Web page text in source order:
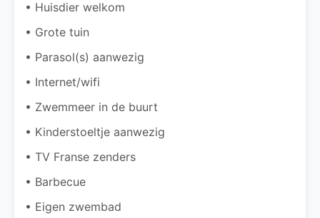
• Huisdier welkom
• Grote tuin
• Parasol(s) aanwezig
• Internet/wifi
• Zwemmeer in de buurt
• Kinderstoeltje aanwezig
• TV Franse zenders
• Barbecue
• Eigen zwembad